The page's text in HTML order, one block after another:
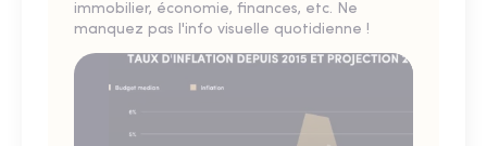
immobilier, économie, finances, etc. Ne
manquez pas l'info visuelle quotidienne !